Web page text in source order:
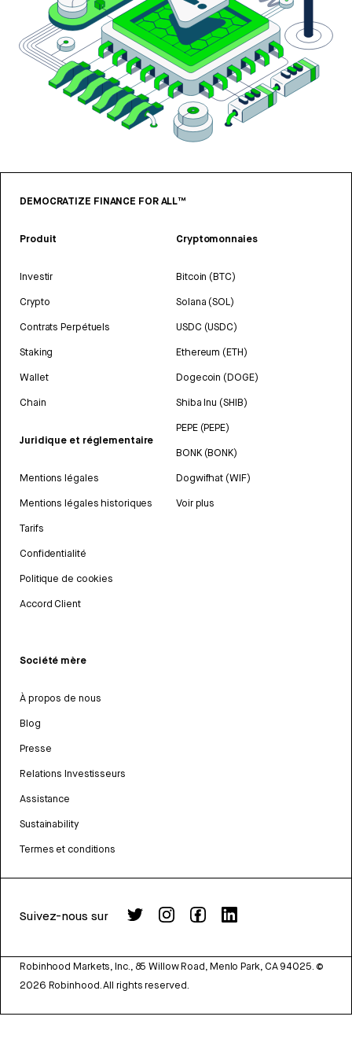
DEMOCRATIZE FINANCE FOR ALL™
Produit
Investir
Crypto
Contrats Perpétuels
Staking
Wallet
Chain
Juridique et réglementaire
Mentions légales
Mentions légales historiques
Tarifs
Confidentialité
Politique de cookies
Accord Client
Cryptomonnaies
Bitcoin (BTC)
Solana (SOL)
USDC (USDC)
Ethereum (ETH)
Dogecoin (DOGE)
Shiba Inu (SHIB)
PEPE (PEPE)
BONK (BONK)
Dogwifhat (WIF)
Voir plus
Société mère
À propos de nous
Blog
Presse
Relations Investisseurs
Assistance
Sustainability
Termes et conditions
Suivez-nous sur
Robinhood Markets, Inc., 85 Willow Road, Menlo Park, CA 94025. ©
2026 Robinhood. All rights reserved.